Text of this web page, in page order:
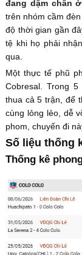
đang dậm chân
trên nhóm cầm
độ thời gian gần
tệ khi họ phải
qua.
Một thực tế phũ
Cobresal. Trong
thua cả 5 trận, để
cùng lỏng lẻo, dễ
phom, chuyến đi
Số liệu thống
Thống kê